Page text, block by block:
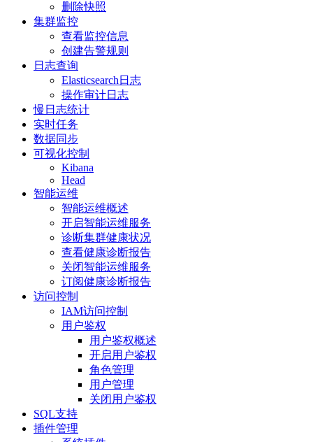
删除快照
集群监控
查看监控信息
创建告警规则
日志查询
Elasticsearch日志
操作审计日志
慢日志统计
实时任务
数据同步
可视化控制
Kibana
Head
智能运维
智能运维概述
开启智能运维服务
诊断集群健康状况
查看健康诊断报告
关闭智能运维服务
订阅健康诊断报告
访问控制
IAM访问控制
用户鉴权
用户鉴权概述
开启用户鉴权
角色管理
用户管理
关闭用户鉴权
SQL支持
插件管理